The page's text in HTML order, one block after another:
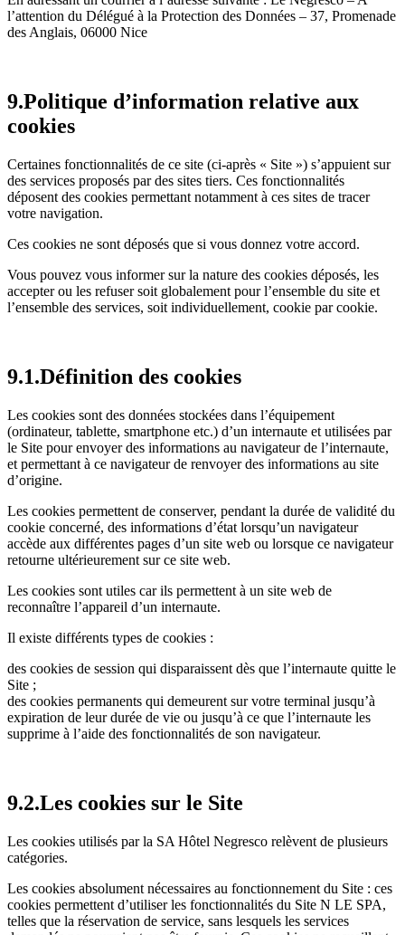
l’attention du Délégué à la Protection des Données – 37, Promenade
des Anglais, 06000 Nice
9.Politique d’information relative aux
cookies
Certaines fonctionnalités de ce site (ci-après « Site ») s’appuient sur
des services proposés par des sites tiers. Ces fonctionnalités
déposent des cookies permettant notamment à ces sites de tracer
votre navigation.
Ces cookies ne sont déposés que si vous donnez votre accord.
Vous pouvez vous informer sur la nature des cookies déposés, les
accepter ou les refuser soit globalement pour l’ensemble du site et
l’ensemble des services, soit individuellement, cookie par cookie.
9.1.Définition des cookies
Les cookies sont des données stockées dans l’équipement
(ordinateur, tablette, smartphone etc.) d’un internaute et utilisées par
le Site pour envoyer des informations au navigateur de l’internaute,
et permettant à ce navigateur de renvoyer des informations au site
d’origine.
Les cookies permettent de conserver, pendant la durée de validité du
cookie concerné, des informations d’état lorsqu’un navigateur
accède aux différentes pages d’un site web ou lorsque ce navigateur
retourne ultérieurement sur ce site web.
Les cookies sont utiles car ils permettent à un site web de
reconnaître l’appareil d’un internaute.
Il existe différents types de cookies :
des cookies de session qui disparaissent dès que l’internaute quitte le
Site ;
des cookies permanents qui demeurent sur votre terminal jusqu’à
expiration de leur durée de vie ou jusqu’à ce que l’internaute les
supprime à l’aide des fonctionnalités de son navigateur.
9.2.Les cookies sur le Site
Les cookies utilisés par la SA Hôtel Negresco relèvent de plusieurs
catégories.
Les cookies absolument nécessaires au fonctionnement du Site : ces
cookies permettent d’utiliser les fonctionnalités du Site N LE SPA,
telles que la réservation de service, sans lesquels les services